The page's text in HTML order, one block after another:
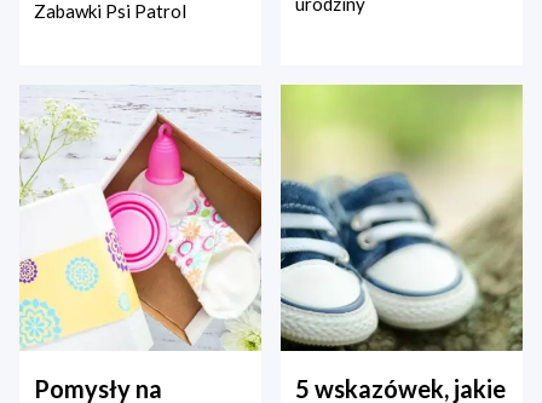
Zabawki Psi Patrol
Pomysły na
5 wskazówek, jakie